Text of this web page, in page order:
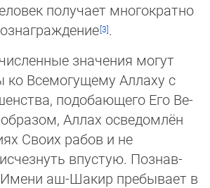
получает многократно
.
значения могут
ко Всемогущему Аллаху с
подобающего Его Ве­
Аллах осведомлён
Своих рабов и не
впустую. По­знав­
аш-Шакир пребывает в